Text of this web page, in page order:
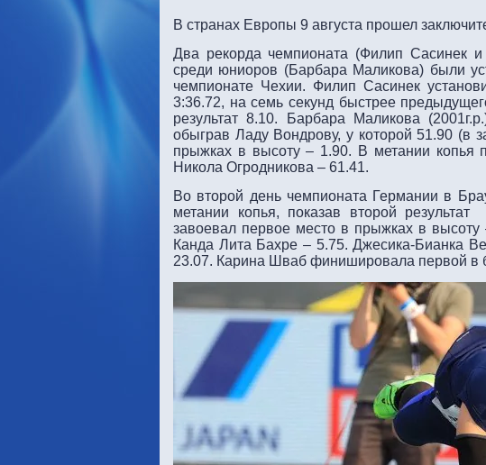
В странах Европы 9 августа прошел
Два рекорда чемпионата (Филип Сасинек
среди юниоров (Барбара Маликова) были
чемпионате Чехии. Филип Сасинек
3:36.72, на семь секунд быстрее
результат 8.10. Барбара Маликова
обыграв Ладу Вондрову, у которой 51.90 (в
прыжках в высоту – 1.90. В метании копья
Никола Огродникова – 61.41.
Во второй день чемпионата Германии в
метании копья, показав второй
завоевал первое место в прыжках в
Канда Лита Бахре – 5.75. Джесика-Бианка
23.07. Карина Шваб финишировала первой в